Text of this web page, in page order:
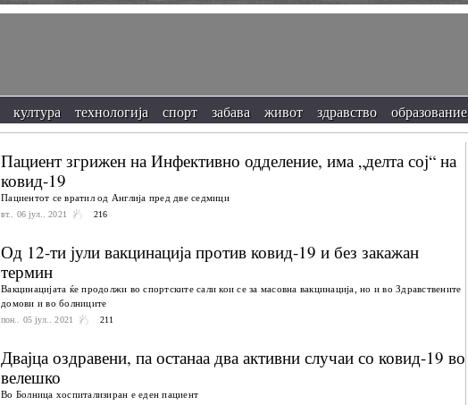
култура технологија спорт забава живот здравство образование
Пациент згрижен на Инфективно одделение, има „делта сој“ на
ковид-19
Пациентот се вратил од Англија пред две седмици
вт.. 06 јул.. 2021 216
Од 12-ти јули вакцинација против ковид-19 и без закажан
термин
Вакцинацијата ќе продолжи во спортските сали кои се за масовна вакцинација, но и во Здравствените
домови и во болниците
пон.. 05 јул.. 2021 211
Двајца оздравени, па останаа два активни случаи со ковид-19 во
велешко
Во Болница хоспитализиран е еден пациент